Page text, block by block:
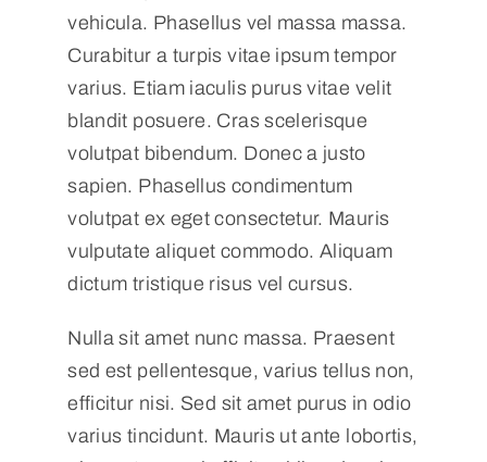
vehicula. Phasellus vel massa massa.
Curabitur a turpis vitae ipsum tempor
varius. Etiam iaculis purus vitae velit
blandit posuere. Cras scelerisque
volutpat bibendum. Donec a justo
sapien. Phasellus condimentum
volutpat ex eget consectetur. Mauris
vulputate aliquet commodo. Aliquam
dictum tristique risus vel cursus.
Nulla sit amet nunc massa. Praesent
sed est pellentesque, varius tellus non,
efficitur nisi. Sed sit amet purus in odio
varius tincidunt. Mauris ut ante lobortis,